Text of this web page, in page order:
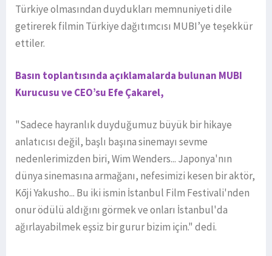
Türkiye olmasından duydukları memnuniyeti dile
getirerek filmin Türkiye dağıtımcısı MUBI’ye teşekkür
ettiler.
Basın toplantısında açıklamalarda bulunan MUBI
Kurucusu ve CEO’su Efe Çakarel,
"Sadece hayranlık duyduğumuz büyük bir hikaye
anlatıcısı değil, başlı başına sinemayı sevme
nedenlerimizden biri, Wim Wenders... Japonya'nın
dünya sinemasına armağanı, nefesimizi kesen bir aktör,
Kōji Yakusho... Bu iki ismin İstanbul Film Festivali'nden
onur ödülü aldığını görmek ve onları İstanbul'da
ağırlayabilmek eşsiz bir gurur bizim için." dedi.